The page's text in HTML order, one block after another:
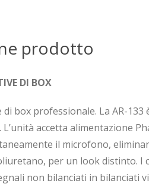
prodotto
DI BOX
di box professionale. La AR-
accetta alimentazione
il microfono,
per un look distinto. I
non bilanciati in bilanciati